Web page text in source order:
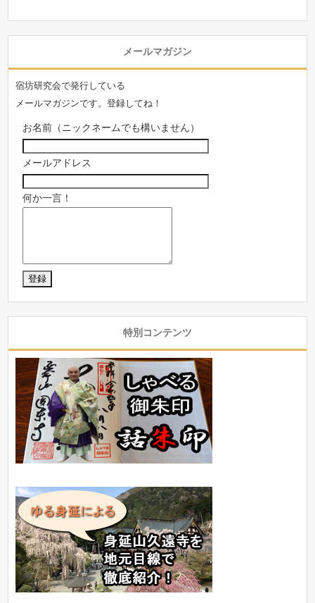
メールマガジン
宿坊研究会で発行している
メールマガジンです。登録してね！
お名前（ニックネームでも構いません）
メールアドレス
何か一言！
特別コンテンツ